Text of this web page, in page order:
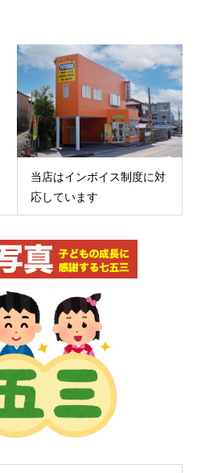
当店はインボイス制度に対
応しています